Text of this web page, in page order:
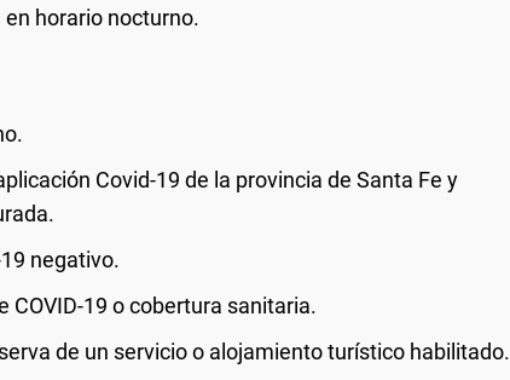
horario nocturno.
Covid-19 de la provincia de Santa Fe y
negativo.
COVID-19 o cobertura sanitaria.
de un servicio o alojamiento turístico habilitado.